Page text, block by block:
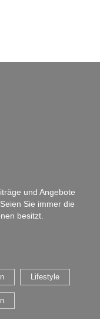
und Angebote
Sie immer die
besitzt.
Lifestyle